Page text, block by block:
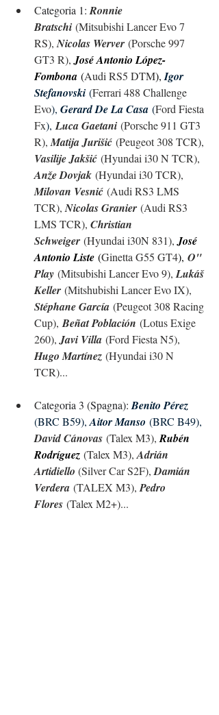
Categoria 1: Ronnie
Bratschi (Mitsubishi Lancer Evo 7
RS), Nicolas Werver (Porsche 997
GT3 R), José Antonio López-
Fombona (Audi RS5 DTM), Igor
Stefanovski (Ferrari 488 Challenge
Evo), Gerard De La Casa (Ford Fiesta
Fx), Luca Gaetani (Porsche 911 GT3
R), Matija Jurišić (Peugeot 308 TCR),
Vasilije Jakšić (Hyundai i30 N TCR),
Anže Dovjak (Hyundai i30 TCR),
Milovan Vesnić (Audi RS3 LMS
TCR), Nicolas Granier (Audi RS3
LMS TCR), Christian
Schweiger (Hyundai i30N 831), José
Antonio Liste (Ginetta G55 GT4), O"
Play (Mitsubishi Lancer Evo 9), Lukáš
Keller (Mitshubishi Lancer Evo IX),
Stéphane García (Peugeot 308 Racing
Cup), Beñat Población (Lotus Exige
260), Javi Villa (Ford Fiesta N5),
Hugo Martínez (Hyundai i30 N
TCR)...
Categoria 3 (Spagna): Benito Pérez
(BRC B59), Aitor Manso (BRC B49),
David Cánovas (Talex M3), Rubén
Rodríguez (Talex M3), Adrián
Artidiello (Silver Car S2F), Damián
Verdera (TALEX M3), Pedro
Flores (Talex M2+)...